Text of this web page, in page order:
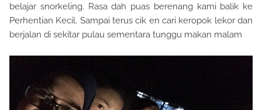
belajar snorkeling. Rasa dah puas berenang kami balik ke
Perhentian Kecil. Sampai terus cik en cari keropok lekor dan
berjalan di sekitar pulau sementara tunggu makan malam